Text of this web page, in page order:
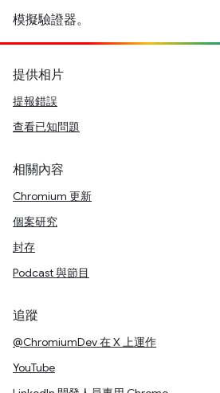
模擬驗證器。
提供相片
提報錯誤
查看已知問題
相關內容
Chromium 更新
個案研究
封存
Podcast 與節目
追蹤
@ChromiumDev 在 X 上運作
YouTube